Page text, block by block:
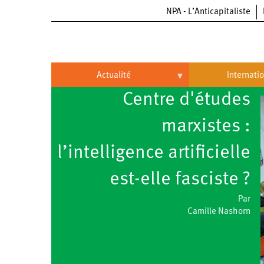
NPA - L’Anticapitaliste
Actualité
Entreprises
Oppressions
International
Brésil
Chine
États-
Unis
Continents
Centre d'études
marxistes :
l’intelligence artificielle
est-elle fasciste ?
Par
Camille Nashorn